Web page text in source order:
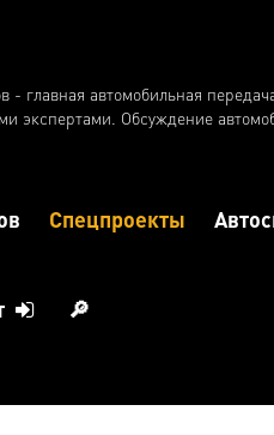
- главная автомобильная
экспертами. Обсуждение
Спецпроекты
🔎